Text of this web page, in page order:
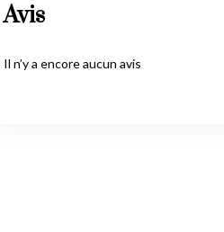
Avis
Il n’y a encore aucun avis